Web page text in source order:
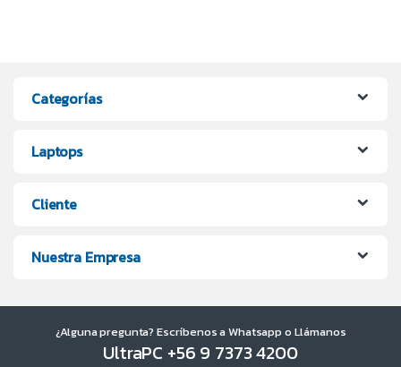
Categorías
Laptops
Cliente
Nuestra Empresa
¿Alguna pregunta? Escríbenos a Whatsapp o Llámanos
UltraPC +56 9 7373 4200